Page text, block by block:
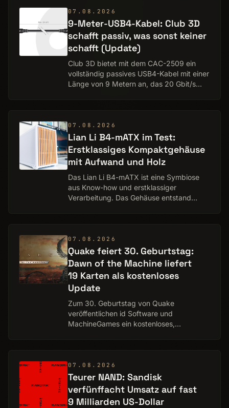
07.08.2026
9-Meter-USB4-Kabel: Club 3D
schafft passiv, was sonst keiner
schafft (Update)
Club 3D bietet mit dem CAC-2509 ein
vollständig passives USB4-Kabel mit einer
Länge von 9 Metern an, das 20 Gbit/s
07.08.2026
Lian Li B4-mATX im Test:
Erstklassiges Kompaktgehäuse
mit Aufwand und Holz
Das Lian Li B4-mATX ist eine Symbiose
aus Know-how und erstklassiger
Verarbeitung. Das Gehäuse entstand
07.08.2026
Quake feiert 30. Geburtstag:
Dawn of the Machine liefert
19 Karten als kostenloses
Update
Zum 30. Geburtstag von Quake
veröffentlichen id Software und
MachineGames ein kostenloses,
Mach…
07.08.2026
Teurer NAND: Sandisk
verfünffacht Umsatz auf fast
9 Milliarden US-Dollar